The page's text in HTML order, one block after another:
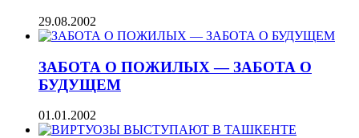
29.08.2002
ЗАБОТА О ПОЖИЛЫХ — ЗАБОТА О
БУДУЩЕМ
01.01.2002